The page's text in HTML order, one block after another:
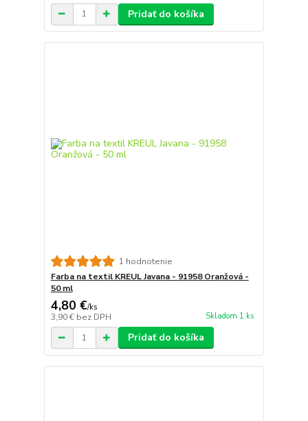
Pridať do košíka
1 hodnotenie
Farba na textil KREUL Javana - 91958 Oranžová -
50 ml
4,80 €/ks
3,90 € bez DPH Skladom 1 ks
Pridať do košíka